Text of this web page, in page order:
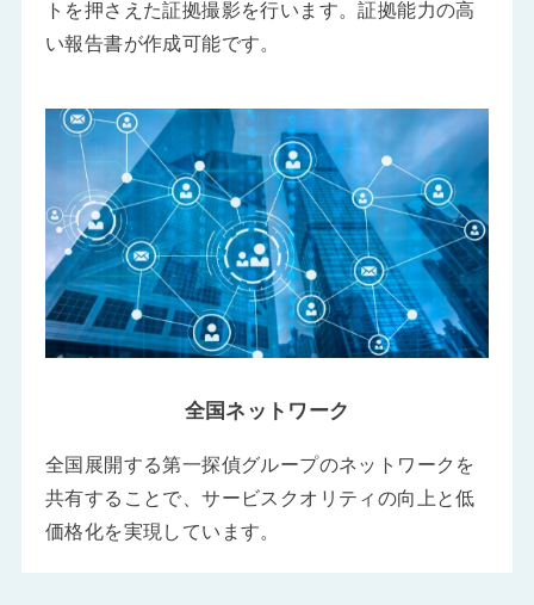
トを押さえた証拠撮影を行います。証拠能力の高
い報告書が作成可能です。
全国ネットワーク
全国展開する第一探偵グループのネットワークを
共有することで、サービスクオリティの向上と低
価格化を実現しています。